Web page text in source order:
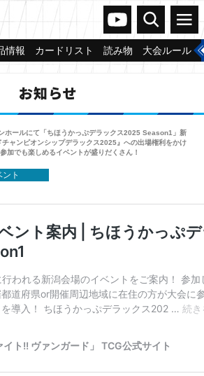
ヴァンガードch
検索 メニュー
情報 カードリスト 読み物 大会ルール
お知らせ
ホールにて「ちほうかっぷデラックス2025 Season1」新
ャンピオンシップデラックス2025』への出場権利をかけ
加でも楽しめるイベントが盛りだくさん！
ント